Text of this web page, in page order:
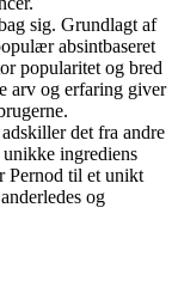
sig. Grundlagt af
absintbaseret
popularitet og bred
arv og erfaring giver
det fra andre
ingrediens
Pernod til et unikt
og